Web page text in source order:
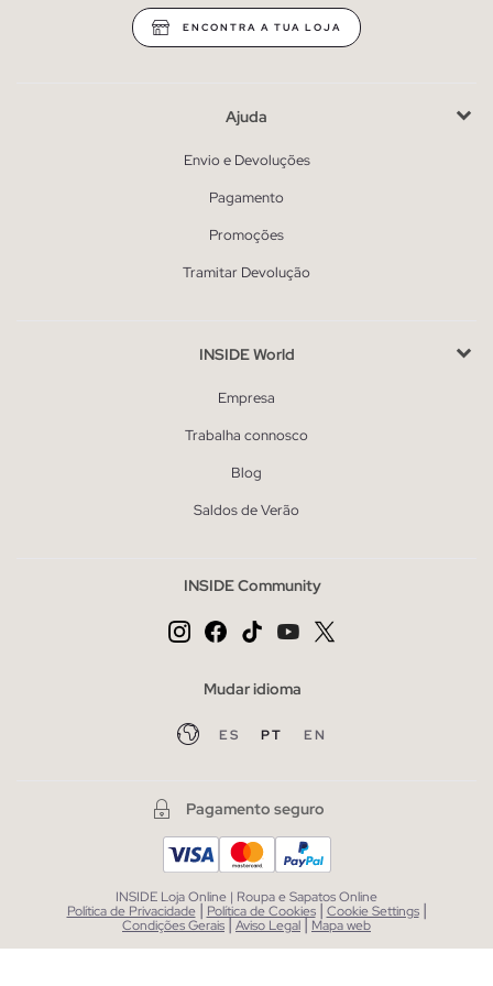
ENCONTRA A TUA LOJA
Ajuda
Envio e Devoluções
Pagamento
Promoções
Tramitar Devolução
INSIDE World
Empresa
Trabalha connosco
Blog
Saldos de Verão
INSIDE Community
Mudar idioma
ES PT EN
Pagamento seguro
INSIDE Loja Online | Roupa e Sapatos Online
Política de Privacidade | Política de Cookies | Cookie Settings |
Condições Gerais|Aviso Legal| Mapa web